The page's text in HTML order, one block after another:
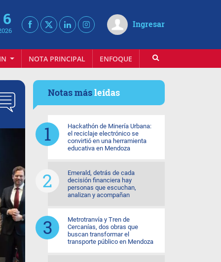
Ingresar
NOTA PRINCIPAL ENFOQUE INFOVINO
Notas másleídas
Hackathón de Minería Urbana:
el reciclaje electrónico se
convirtió en una herramienta
educativa en Mendoza
Emerald, detrás de cada
decisión financiera hay
personas que escuchan,
analizan y acompañan
Metrotranvía y Tren de
Cercanías, dos obras que
buscan transformar el
transporte público en Mendoza